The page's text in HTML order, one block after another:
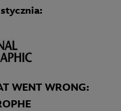
stycznia:
WENT WRONG: